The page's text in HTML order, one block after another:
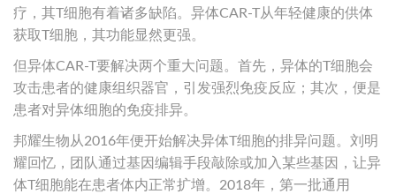
疗，其T细胞有着诸多缺陷。异体CAR-T从年轻健康的供体
获取T细胞，其功能显然更强。
但异体CAR-T要解决两个重大问题。首先，异体的T细胞会
攻击患者的健康组织器官，引发强烈免疫反应；其次，便是
患者对异体细胞的免疫排异。
邦耀生物从2016年便开始解决异体T细胞的排异问题。刘明
耀回忆，团队通过基因编辑手段敲除或加入某些基因，让异
体T细胞能在患者体内正常扩增。2018年，第一批通用